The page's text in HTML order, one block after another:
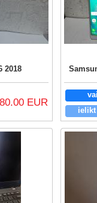
2018
80.00 EUR